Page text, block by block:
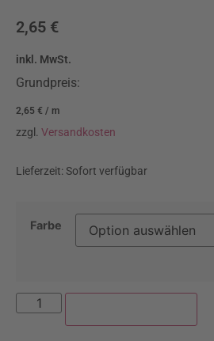
2,65 €
inkl. MwSt.
Grundpreis:
2,65 € / m
zzgl. Versandkosten
Lieferzeit:Sofort verfügbar
Farbe